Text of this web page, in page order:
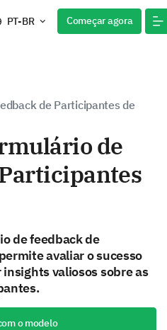
PT-BR Começar agora
de Participantes de
de
de feedback de
avaliar o sucesso
valiosos sobre as
o modelo